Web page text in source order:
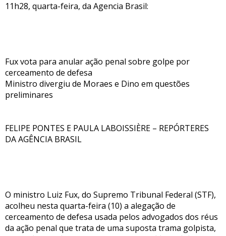
11h28, quarta-feira, da Agencia Brasil:
Fux vota para anular ação penal sobre golpe por
cerceamento de defesa
Ministro divergiu de Moraes e Dino em questões
preliminares
FELIPE PONTES E PAULA LABOISSIÈRE – REPÓRTERES
DA AGÊNCIA BRASIL
O ministro Luiz Fux, do Supremo Tribunal Federal (STF),
acolheu nesta quarta-feira (10) a alegação de
cerceamento de defesa usada pelos advogados dos réus
da ação penal que trata de uma suposta trama golpista,